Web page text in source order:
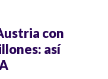
con
así